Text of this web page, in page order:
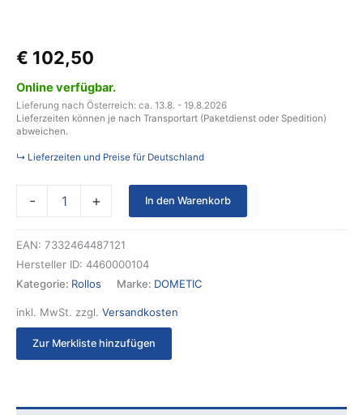
€ 102,50
Online verfügbar.
Lieferung nach Österreich: ca. 13.8. - 19.8.2026
Lieferzeiten können je nach Transportart (Paketdienst oder Spedition)
abweichen.
↳ Lieferzeiten und Preise für Deutschland
- + In den Warenkorb
EAN: 7332464487121
Hersteller ID: 4460000104
Kategorie: Rollos Marke: DOMETIC
inkl. MwSt. zzgl. Versandkosten
Zur Merkliste hinzufügen